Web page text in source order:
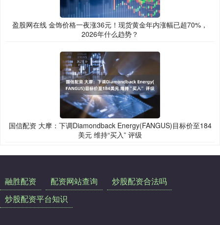
盈股网在线 金饰价格一夜涨36元！现货黄金年内涨幅已超70%，
2026年什么趋势？
国信配资 大摩：下调Diamondback Energy(FANGUS)目标价至184
美元 维持“买入” 评级
融胜配资 配资网站查询
炒股配资合法吗
炒股配资平台知识